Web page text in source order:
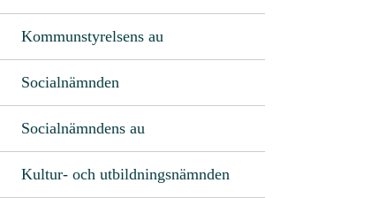
Kommunstyrelsens au
Socialnämnden
Socialnämndens au
Kultur- och utbildningsnämnden